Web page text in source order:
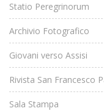
Statio Peregrinorum
Archivio Fotografico
Giovani verso Assisi
Rivista San Francesco
Sala Stampa